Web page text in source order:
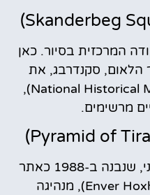
המרכזית בסיור. כאן
הלאום, סקנדרבג, את
המוזיאון הלאומי (National Historical Museum),
מרשימים.
מבנה שנוי במחלוקת ואייקוני, שנבנה ב-1988 כאתר
הנצחה לאנבר הוג'ה (Enver Hoxha), מנהיגה